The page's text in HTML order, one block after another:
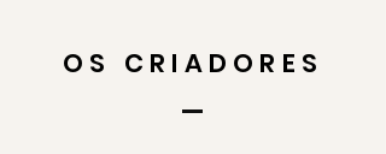
OS CRIADORES